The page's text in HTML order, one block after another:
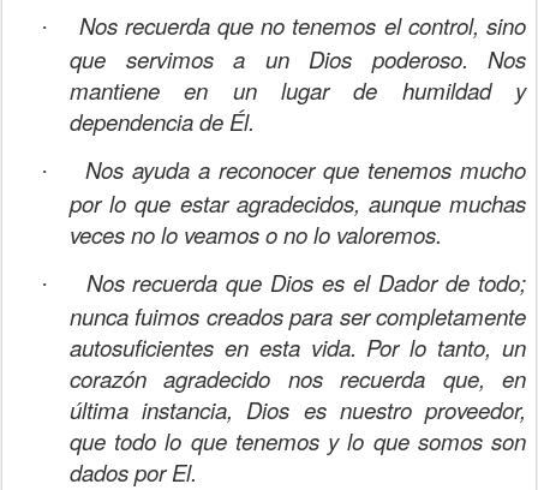
·
Nos recuerda que no tenemos el control, sino
que servimos a un Dios poderoso. Nos
mantiene en un lugar de humildad y
dependencia de Él.
·
Nos ayuda a reconocer que tenemos mucho
por lo que estar agradecidos, aunque muchas
veces no lo veamos o no lo valoremos.
·
Nos recuerda que Dios es el Dador de todo;
nunca fuimos creados para ser completamente
autosuficientes en esta vida. Por lo tanto, un
corazón agradecido nos recuerda que, en
última instancia, Dios es nuestro proveedor,
que todo lo que tenemos y lo que somos son
dados por El.